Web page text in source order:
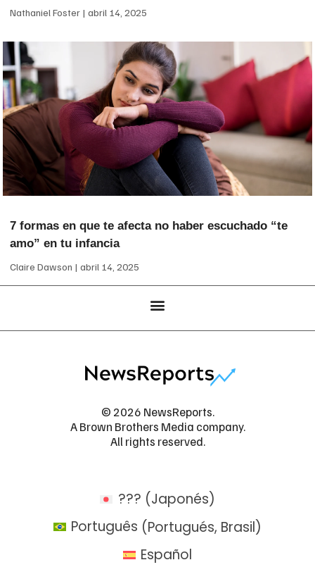
Nathaniel Foster abril 14, 2025
7 formas en que te afecta no haber escuchado “te
amo” en tu infancia
Claire Dawson abril 14, 2025
© 2026 NewsReports.
A Brown Brothers Media company.
All rights reserved.
??? (Japonés)
Português (Portugués, Brasil)
Español